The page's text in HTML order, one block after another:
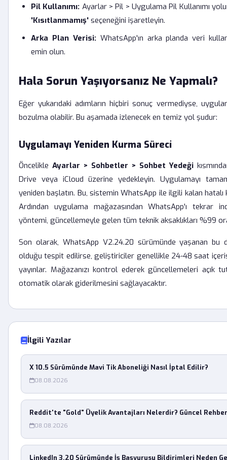
Pil Kullanımı: Ayarlar > Pil > Uygulama Pil Kullanımı
'Kısıtlanmamış' seçeneğini işaretleyin.
Arka Plan Verisi:WhatsApp'ın arka planda veri
emin olun.
Hala Sorun Yaşıyorsanız Ne Yapmalı?
Eğer yukarıdaki adımların hiçbiri sonuç vermediyse,
bozulma olabilir. Bu aşamada izlenecek en temiz yol şudur:
Uygulamayı Yeniden Kurma Süreci
Öncelikle Ayarlar > Sohbetler > Sohbet Yedeği
Drive veya iCloud üzerine yedekleyin. Uygulamayı
yeniden başlatın. Bu, sistemin WhatsApp ile ilgili kalan hatalı
Ardından uygulama mağazasından WhatsApp'ı tekrar
yöntemi, güncellemeyle gelen tüm teknik aksaklıkları %99
Son olarak, WhatsApp V2.24.20 sürümünde yaşanan bu
olduğu tespit edilirse, geliştiriciler genellikle 24-48 saat
yayınlar. Mağazanızı kontrol ederek güncellemeleri açık
otomatik olarak giderilmesini sağlayacaktır.
İlgili Yazılar
X 10.5 Sürümünde Mavi Tik Aboneliği Nasıl İptal Edilir?
08.08.2026
Reddit'te "Gold" Üyelik Avantajları Nelerdir? Güncel Rehber
08.08.2026
LinkedIn 3.20 Sürümünde İş Başvurusu Bildirimleri Neden